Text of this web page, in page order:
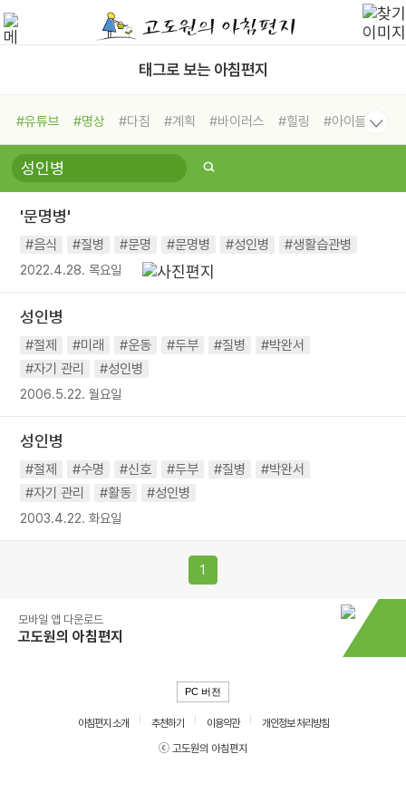
태그로 보는 아침편지
#유튜브 #명상 #다짐 #계획 #바이러스 #힐링
#아이들
#비전캠프
#독서캠프 #삶
#희망
#나눔 #친구 #링컨학교
#독서
#건강
'문명병'
#음식 #질병 #문명 #문명병 #성인병 #생활습관병
2022.4.28. 목요일
성인병
#절제 #미래 #운동 #두부 #질병
#박완서
#자기 관리
#성인병
2006.5.22. 월요일
성인병
#절제 #수명 #신호 #두부 #질병
#박완서
#자기 관리
#활동 #성인병
2003.4.22. 화요일
1
모바일 앱 다운로드
고도원의 아침편지
PC 버전
아침편지 소개 추천하기 이용약관
개인정보 처리방침
ⓒ 고도원의 아침편지